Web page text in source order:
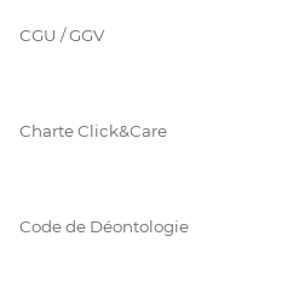
CGU / GGV
Charte Click&Care
Code de Déontologie